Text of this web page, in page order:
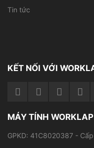
Tin tức
KẾT NỐI VỚI
MÁY TÍNH WORKLAP
GPKD: 41C8020387 -